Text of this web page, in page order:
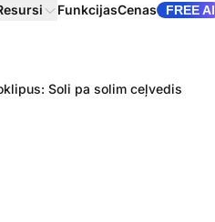
FunkcijasCenas FREE AI
Soli pa solim ceļvedis